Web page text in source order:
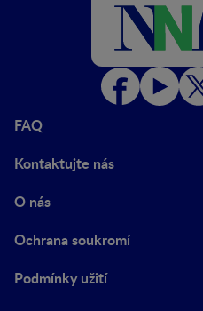
FAQ
Kontaktujte nás
O nás
Ochrana soukromí
Podmínky užití